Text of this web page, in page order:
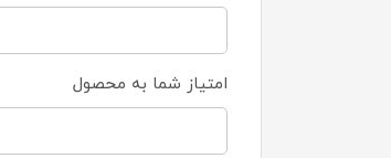
امتیاز شما به محصول